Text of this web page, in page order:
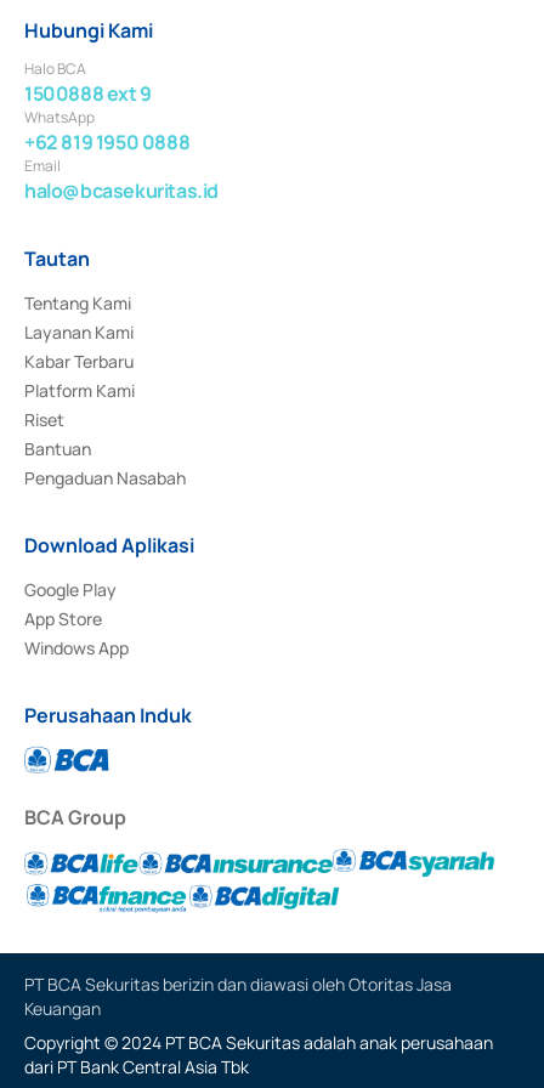
Hubungi Kami
Halo BCA
1500888 ext 9
WhatsApp
+62 819 1950 0888
Email
halo@bcasekuritas.id
Tautan
Tentang Kami
Layanan Kami
Kabar Terbaru
Platform Kami
Riset
Bantuan
Pengaduan Nasabah
Download Aplikasi
Google Play
App Store
Windows App
Perusahaan Induk
BCA Group
PT BCA Sekuritas berizin dan diawasi oleh Otoritas Jasa
Keuangan
Copyright © 2024 PT BCA Sekuritas adalah anak perusahaan
dari PT Bank Central Asia Tbk